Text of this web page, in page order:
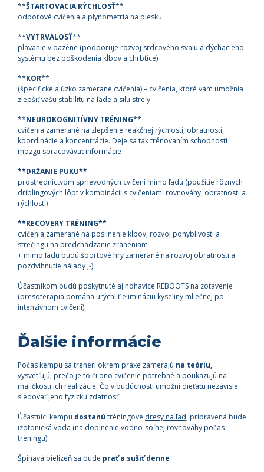
**ŠTARTOVACIA RÝCHLOSŤ**
odporové cvičenia a plynometria na piesku
**VYTRVALOSŤ**
plávanie v bazéne (podporuje rozvoj srdcového svalu a dýchacieho
systému bez poškodenia kĺbov a chrbtice)
**KOR**
(špecifické a úzko zamerané cvičenia) – cvičenia, ktoré vám umožnia
zlepšiť vašu stabilitu na ľade a silu strely
**NEUROKOGNITÍVNY TRÉNING**
cvičenia zamerané na zlepšenie reakčnej rýchlosti, obratnosti,
koordinácie a koncentrácie. Deje sa tak trénovaním schopnosti
mozgu spracovávať informácie
**DRŽANIE PUKU**
prostredníctvom sprievodných cvičení mimo ľadu (použitie rôznych
driblingových lôpt v kombinácii s cvičeniami rovnováhy, obratnosti a
rýchlosti)
**RECOVERY TRÉNING**
cvičenia zamerané na posilnenie kĺbov, rozvoj pohyblivosti a
strečingu na predchádzanie zraneniam
+ mimo ľadu budú športové hry zamerané na rozvoj obratnosti a
pozdvihnutie nálady ;-)
Účastníkom budú poskytnuté aj nohavice REBOOTS na zotavenie
(presoterapia pomáha urýchliť elimináciu kyseliny mliečnej po
intenzívnom cvičení)
Ďalšie informácie
Počas kempu sa tréneri okrem praxe zamerajú na teóriu,
vysvetľujú, prečo je to či ono cvičenie potrebné a poukazujú na
maličkosti ich realizácie. Čo v budúcnosti umožní dieťaťu nezávisle
sledovať jeho fyzickú zdatnosť
Účastníci kempu dostanú tréningové dresy na ľad, pripravená bude
izotonická voda (na doplnenie vodno-soľnej rovnováhy počas
tréningu)
Špinavá bielizeň sa bude prať a sušiť denne